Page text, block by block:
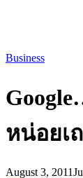
Business
หน่อยเ
August 3, 2011